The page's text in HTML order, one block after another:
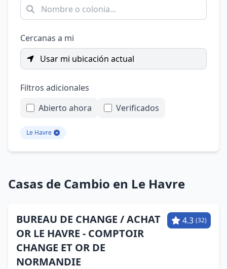
Cercanas a mi
Usar mi ubicación actual
Filtros adicionales
Abierto ahora
Verificados
Le Havre
Casas de Cambio en Le Havre
BUREAU DE CHANGE / ACHAT
OR LE HAVRE - COMPTOIR
CHANGE ET OR DE
NORMANDIE
4.3 (32)